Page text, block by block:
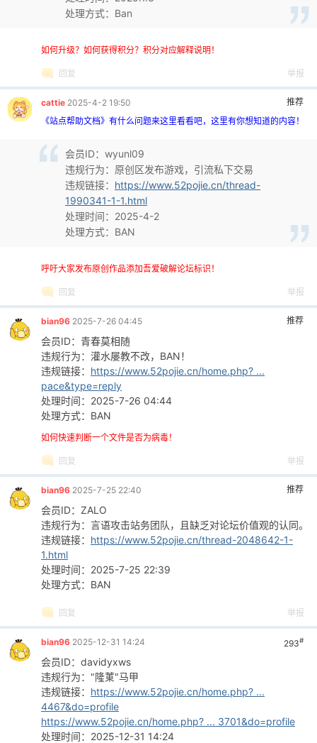
处理方式：Ban
如何升级？如何获得积分？积分对应解释说明！
回复 举报
推荐
cattie 2025-4-2 19:50
《站点帮助文档》有什么问题来这里看看吧，这里有你想知道的内容！
会员ID：wyunl09
违规行为：原创区发布游戏，引流私下交易
违规链接： https://www.52pojie.cn/thread-
1990341-1-1.html
处理时间：2025-4-2
处理方式：BAN
呼吁大家发布原创作品添加吾爱破解论坛标识！
回复 举报
推荐
bian96 2025-7-26 04:45
会员ID：青春莫相随
违规行为：灌水屡教不改，BAN！
违规链接： https://www.52pojie.cn/home.php? ...
pace&type=reply
处理时间：2025-7-26 04:44
处理方式：BAN
如何快速判断一个文件是否为病毒！
回复 举报
推荐
bian96 2025-7-25 22:40
会员ID：ZALO
违规行为：言语攻击站务团队，且缺乏对论坛价值观的认同。
违规链接： https://www.52pojie.cn/thread-2048642-1-
1.html
处理时间：2025-7-25 22:39
处理方式：BAN
回复 举报
293#
bian96 2025-12-31 14:24
会员ID：davidyxws
违规行为："隆菄"马甲
违规链接： https://www.52pojie.cn/home.php? ...
4467&do=profile
https://www.52pojie.cn/home.php? ... 3701&do=profile
处理时间：2025-12-31 14:24